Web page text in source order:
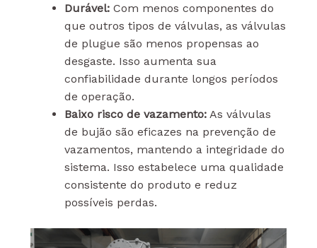
Durável:Com menos componentes do
que outros tipos de válvulas, as válvulas
de plugue são menos propensas ao
desgaste. Isso aumenta sua
confiabilidade durante longos períodos
de operação.
Baixo risco de vazamento:As válvulas
de bujão são eficazes na prevenção de
vazamentos, mantendo a integridade do
sistema. Isso estabelece uma qualidade
consistente do produto e reduz
possíveis perdas.